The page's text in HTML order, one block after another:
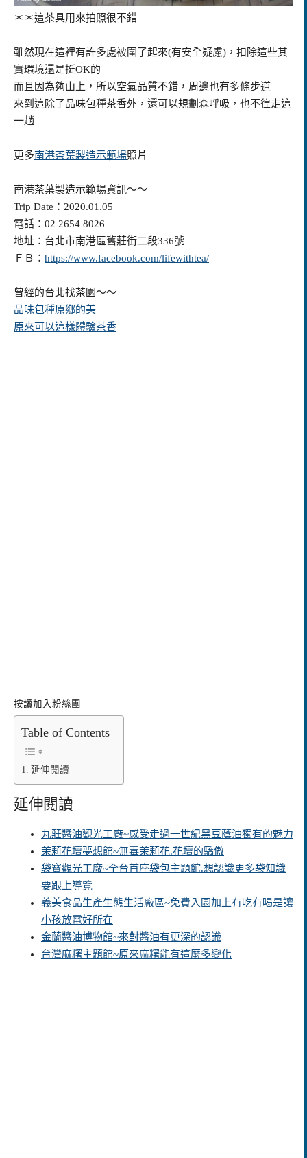
＊＊這茶具用來拍照很不錯
雖然現在這裡有許多處被圍了起來(有安全疑慮)，扣除這些其
實環境還是挺OK的
而且因為夠山上，所以空氣品質不錯，周邊也有多條步道
來到這除了品味包種茶香外，還可以規劃森呼吸，也不徨走這
一趟
更多南港茶葉製造示範場照片
南港茶葉製造示範場資訊～～
Trip Date：2020.01.05
電話：02 2654 8026
地址：台北市南港區舊莊街二段336號
ＦＢ： https://www.facebook.com/lifewithtea/
曾經的台北找茶園～～
品味包種原鄉的美
原來可以這樣體驗茶香
按讚加入粉絲團
Table of Contents
延伸閱讀
延伸閱讀
丸莊醬油觀光工廠~感受走過一世紀黑豆蔭油獨有的魅力
茉莉花壇夢想館~無毒茉莉花.花壇的驕傲
袋寶觀光工廠~全台首座袋包主題館.想認識更多袋知識
要跟上導覽
義美食品生產生態生活廠區~免費入園加上有吃有喝是讓
小孩放電好所在
金蘭醬油博物館~來對醬油有更深的認識
台灣麻糬主題館~原來麻糬能有這麼多變化